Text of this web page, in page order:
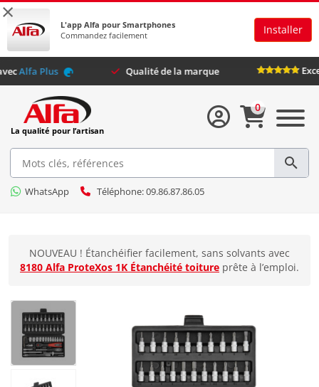
×
L'app Alfa pour Smartphones
Commandez facilement
Installer
avecAlfa Plus Qualité de la marque
La qualité pour l’artisan
WhatsApp Téléphone: 09.86.87.86.05
0
NOUVEAU ! Étanchéifier facilement, sans solvants avec
8180 Alfa ProteXos 1K Étanchéité toiture prête à l’emploi.